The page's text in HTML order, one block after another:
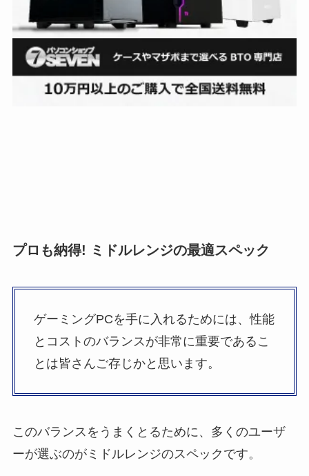
プロも納得! ミドルレンジの最適スペック
ゲーミングPCを手に入れるためには、性能
とコストのバランスが非常に重要であるこ
とは皆さんご存じかと思います。
このバランスをうまくとるために、多くのユーザ
ーが選ぶのがミドルレンジのスペックです。